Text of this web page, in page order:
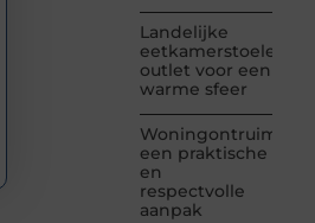
Landelijke
eetkamerstoelen
outlet voor een
warme sfeer
Woningontruiming:
een praktische
en
respectvolle
aanpak